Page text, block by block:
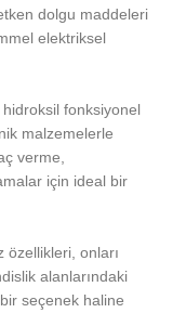
dolgu maddeleri
elektriksel
fonksiyonel
malzemelerle
verme,
için ideal bir
onları
alanlarındaki
seçenek haline